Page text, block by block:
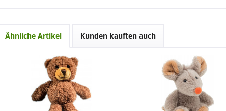
Ähnliche Artikel Kunden kauften auch